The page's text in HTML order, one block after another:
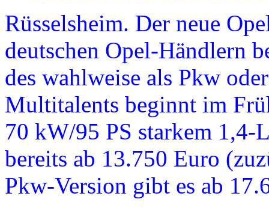
Rüsselsheim. Der neue
deutschen Opel-Händlern
des wahlweise als Pkw
Multitalents beginnt im
70 kW/95 PS starkem 1,4-
bereits ab 13.750 Euro
Pkw-Version gibt es ab